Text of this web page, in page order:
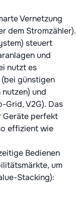
Vernetzung
dem Stromzähler).
steuert
und
nutzt es
günstigen
und
Grid, V2G). Das
Geräte perfekt
effizient wie
Bedienen
um
Stacking):